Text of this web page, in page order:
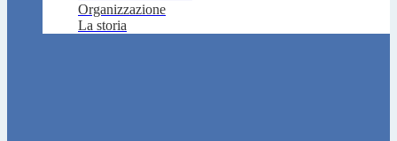
Organizzazione
La storia